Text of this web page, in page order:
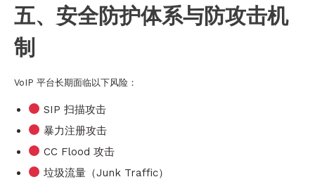
五、安全防护体系与防攻击机
制
VoIP 平台长期面临以下风险：
SIP 扫描攻击
暴力注册攻击
CC Flood 攻击
垃圾流量（Junk Traffic）